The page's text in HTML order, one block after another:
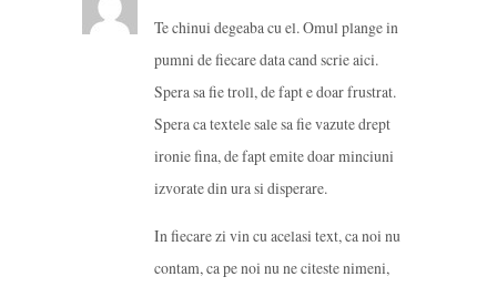
Te chinui degeaba cu el. Omul plange in
pumni de fiecare data cand scrie aici.
Spera sa fie troll, de fapt e doar frustrat.
Spera ca textele sale sa fie vazute drept
ironie fina, de fapt emite doar minciuni
izvorate din ura si disperare.
In fiecare zi vin cu acelasi text, ca noi nu
contam, ca pe noi nu ne citeste nimeni,